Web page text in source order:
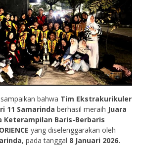
bahwa Tim Ekstrakurikuler
11 Samarinda berhasil meraih Juara
Keterampilan Baris-Berbaris
yang diselenggarakan oleh
, pada tanggal 8 Januari 2026.